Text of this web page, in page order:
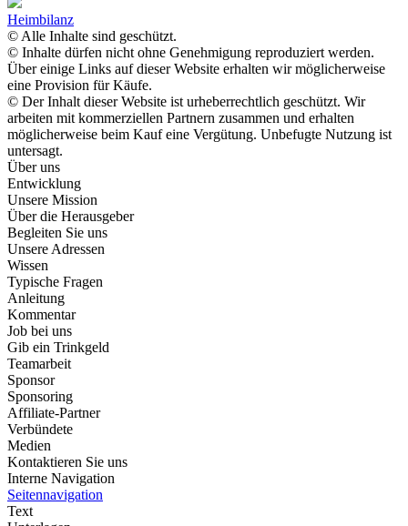
Heimbilanz
© Alle Inhalte sind geschützt.
© Inhalte dürfen nicht ohne Genehmigung reproduziert werden.
Über einige Links auf dieser Website erhalten wir möglicherweise
eine Provision für Käufe.
© Der Inhalt dieser Website ist urheberrechtlich geschützt. Wir
arbeiten mit kommerziellen Partnern zusammen und erhalten
möglicherweise beim Kauf eine Vergütung. Unbefugte Nutzung ist
untersagt.
Über uns
Entwicklung
Unsere Mission
Über die Herausgeber
Begleiten Sie uns
Unsere Adressen
Wissen
Typische Fragen
Anleitung
Kommentar
Job bei uns
Gib ein Trinkgeld
Teamarbeit
Sponsor
Sponsoring
Affiliate-Partner
Verbündete
Medien
Kontaktieren Sie uns
Interne Navigation
Seitennavigation
Text